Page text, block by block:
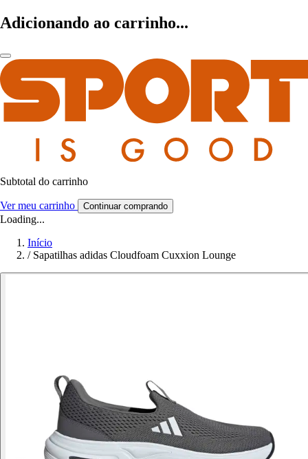
Adicionando ao carrinho...
Subtotal do carrinho
Ver meu carrinho Continuar comprando
Loading...
Início
/ Sapatilhas adidas Cloudfoam Cuxxion Lounge